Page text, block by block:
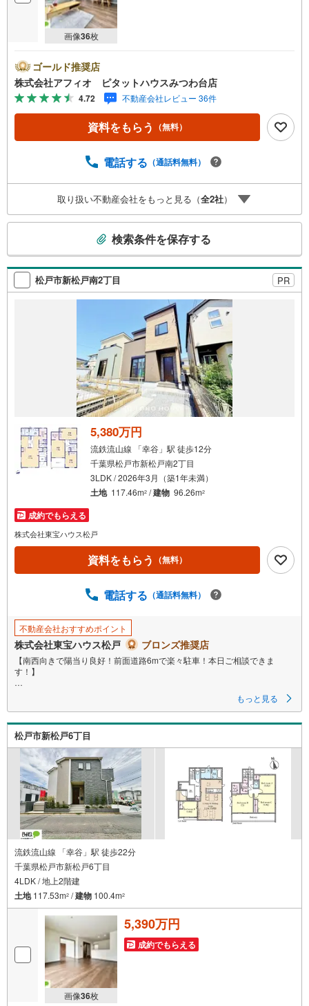
画像36枚
ゴールド推奨店
株式会社アフィオ ピタットハウスみつわ台店
4.72 不動産会社レビュー 36件
資料をもらう （無料）
電話する （通話料無料）
取り扱い不動産会社をもっと見る（全2社）
検
索
条
件
イ
ペ
ー
す
る
検索条件を保存する
松戸市新松戸南2丁目 PR
5,380万円
流鉄流山線 「幸谷」駅 徒歩12分
千葉県松戸市新松戸南2丁目
3LDK / 2026年3月（築1年未満）
土地 117.46m2 /建物 96.26m2
成約でもらえる
株式会社東宝ハウス松戸
資料をもらう （無料）
電話する （通話料無料）
不動産会社おすすめポイント
株式会社東宝ハウス松戸 ブロンズ推奨店
【南西向きで陽当り良好！前面道路6mで楽々駐車！本日ご相談できま
す！】
担当のユザワです。穏やかな住環境×生活施設充実！南西向きで陽当り良
■ご予約いただくとご見学がスムーズです！
【営業時間9:00～21:00】
ご見学希望のお客様:右上の「室内・現地を見学する」をクリックして下さ
い。
資料請求希望のお客様:右上の「資料をもらう」をクリックして下さい。
【東宝ハウス松戸のポイント】
（1）不動産のご提案から資金計画・ライフシミュレーションのご相談
・無理のないライフプラン、提携による低金利住宅ローンのご提案、購入
前に知る「購入後の家族の生活」を「未来カレンダー」で見える化しま
す。
（2）ご購入後から始まる「専属FPによるファイナンシャルライフサポー
ト」
・漠然としたキャッシュフローのグラフ化、効果的な生命保険の見直し、
繰り上げ返済の効果的なタイミングなどご提案させて頂きます。
もっと見る
松戸市新松戸6丁目
流鉄流山線 「幸谷」駅 徒歩22分
千葉県松戸市新松戸6丁目
4LDK / 地上2階建
土地117.53m2 /建物 100.4m2
画像36枚
5,390万円
成約でもらえる